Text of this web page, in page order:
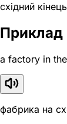
східний кінець
Приклад
a factory in
фабрика на